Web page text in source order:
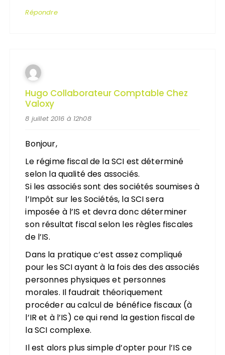
Répondre
Hugo Collaborateur Comptable Chez
Valoxy
8 juillet 2016 à 12h08
Bonjour,
Le régime fiscal de la SCI est déterminé
selon la qualité des associés.
Si les associés sont des sociétés soumises à
l’Impôt sur les Sociétés, la SCI sera
imposée à l’IS et devra donc déterminer
son résultat fiscal selon les règles fiscales
de l’IS.
Dans la pratique c’est assez compliqué
pour les SCI ayant à la fois des des associés
personnes physiques et personnes
morales. Il faudrait théoriquement
procéder au calcul de bénéfice fiscaux (à
l’IR et à l’IS) ce qui rend la gestion fiscal de
la SCI complexe.
Il est alors plus simple d’opter pour l’IS ce